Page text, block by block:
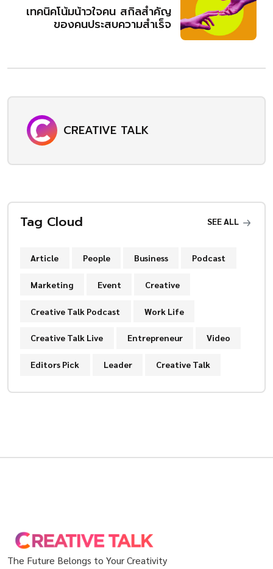
เทคนิคโน้มน้าวใจคน สกิลสำคัญ
ของคนประสบความสำเร็จ
CREATIVE TALK
Tag Cloud SEE ALL
Article People Business Podcast
Marketing Event Creative
Creative Talk Podcast Work Life
Creative Talk Live Entrepreneur Video
Editors Pick Leader Creative Talk
The Future Belongs to Your Creativity